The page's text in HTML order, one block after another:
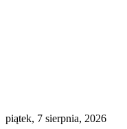
piątek, 7 sierpnia, 2026